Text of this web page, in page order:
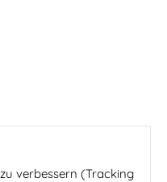
verbessern (Tracking